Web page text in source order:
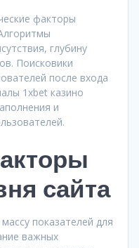
факторы
глубину
Поисковики
после входа
1xbet казино
и
сайта
показателей для
важных